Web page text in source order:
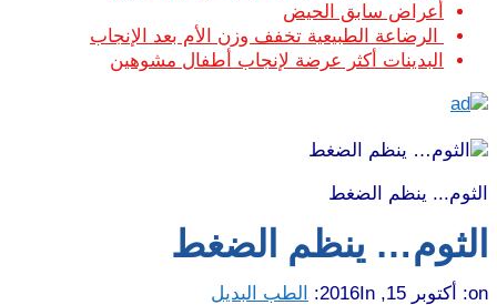
أعراض سابق الحيض
الرضاعة الطبيعية تخفف وزن الأم بعد الإنجاب
البدينات أكثر عرضة لإنجاب أطفال مشوهين
الثوم... ينظم الضغط
الثوم… ينظم الضغط
on: أكتوبر 15, 2016 In: الطب البديل